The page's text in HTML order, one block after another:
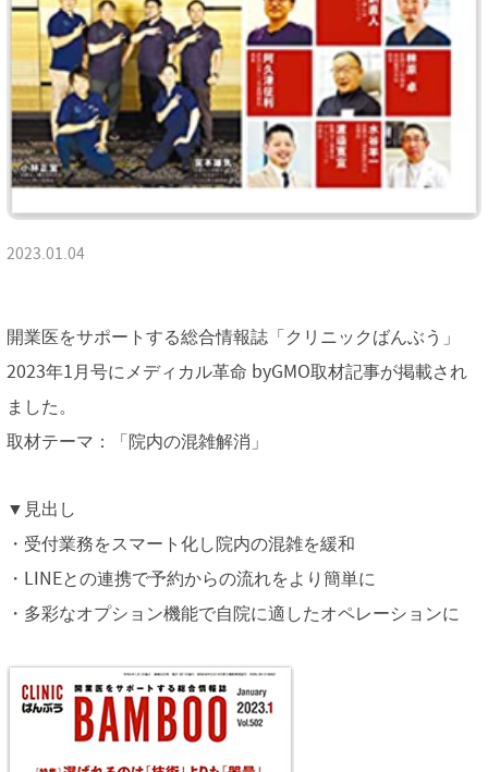
2023.01.04
開業医をサポートする総合情報誌「クリニックばんぶう」
2023年1月号にメディカル革命 byGMO取材記事が掲載され
ました。
取材テーマ：「院内の混雑解消」
▼見出し
・受付業務をスマート化し院内の混雑を緩和
・LINEとの連携で予約からの流れをより簡単に
・多彩なオプション機能で自院に適したオペレーションに